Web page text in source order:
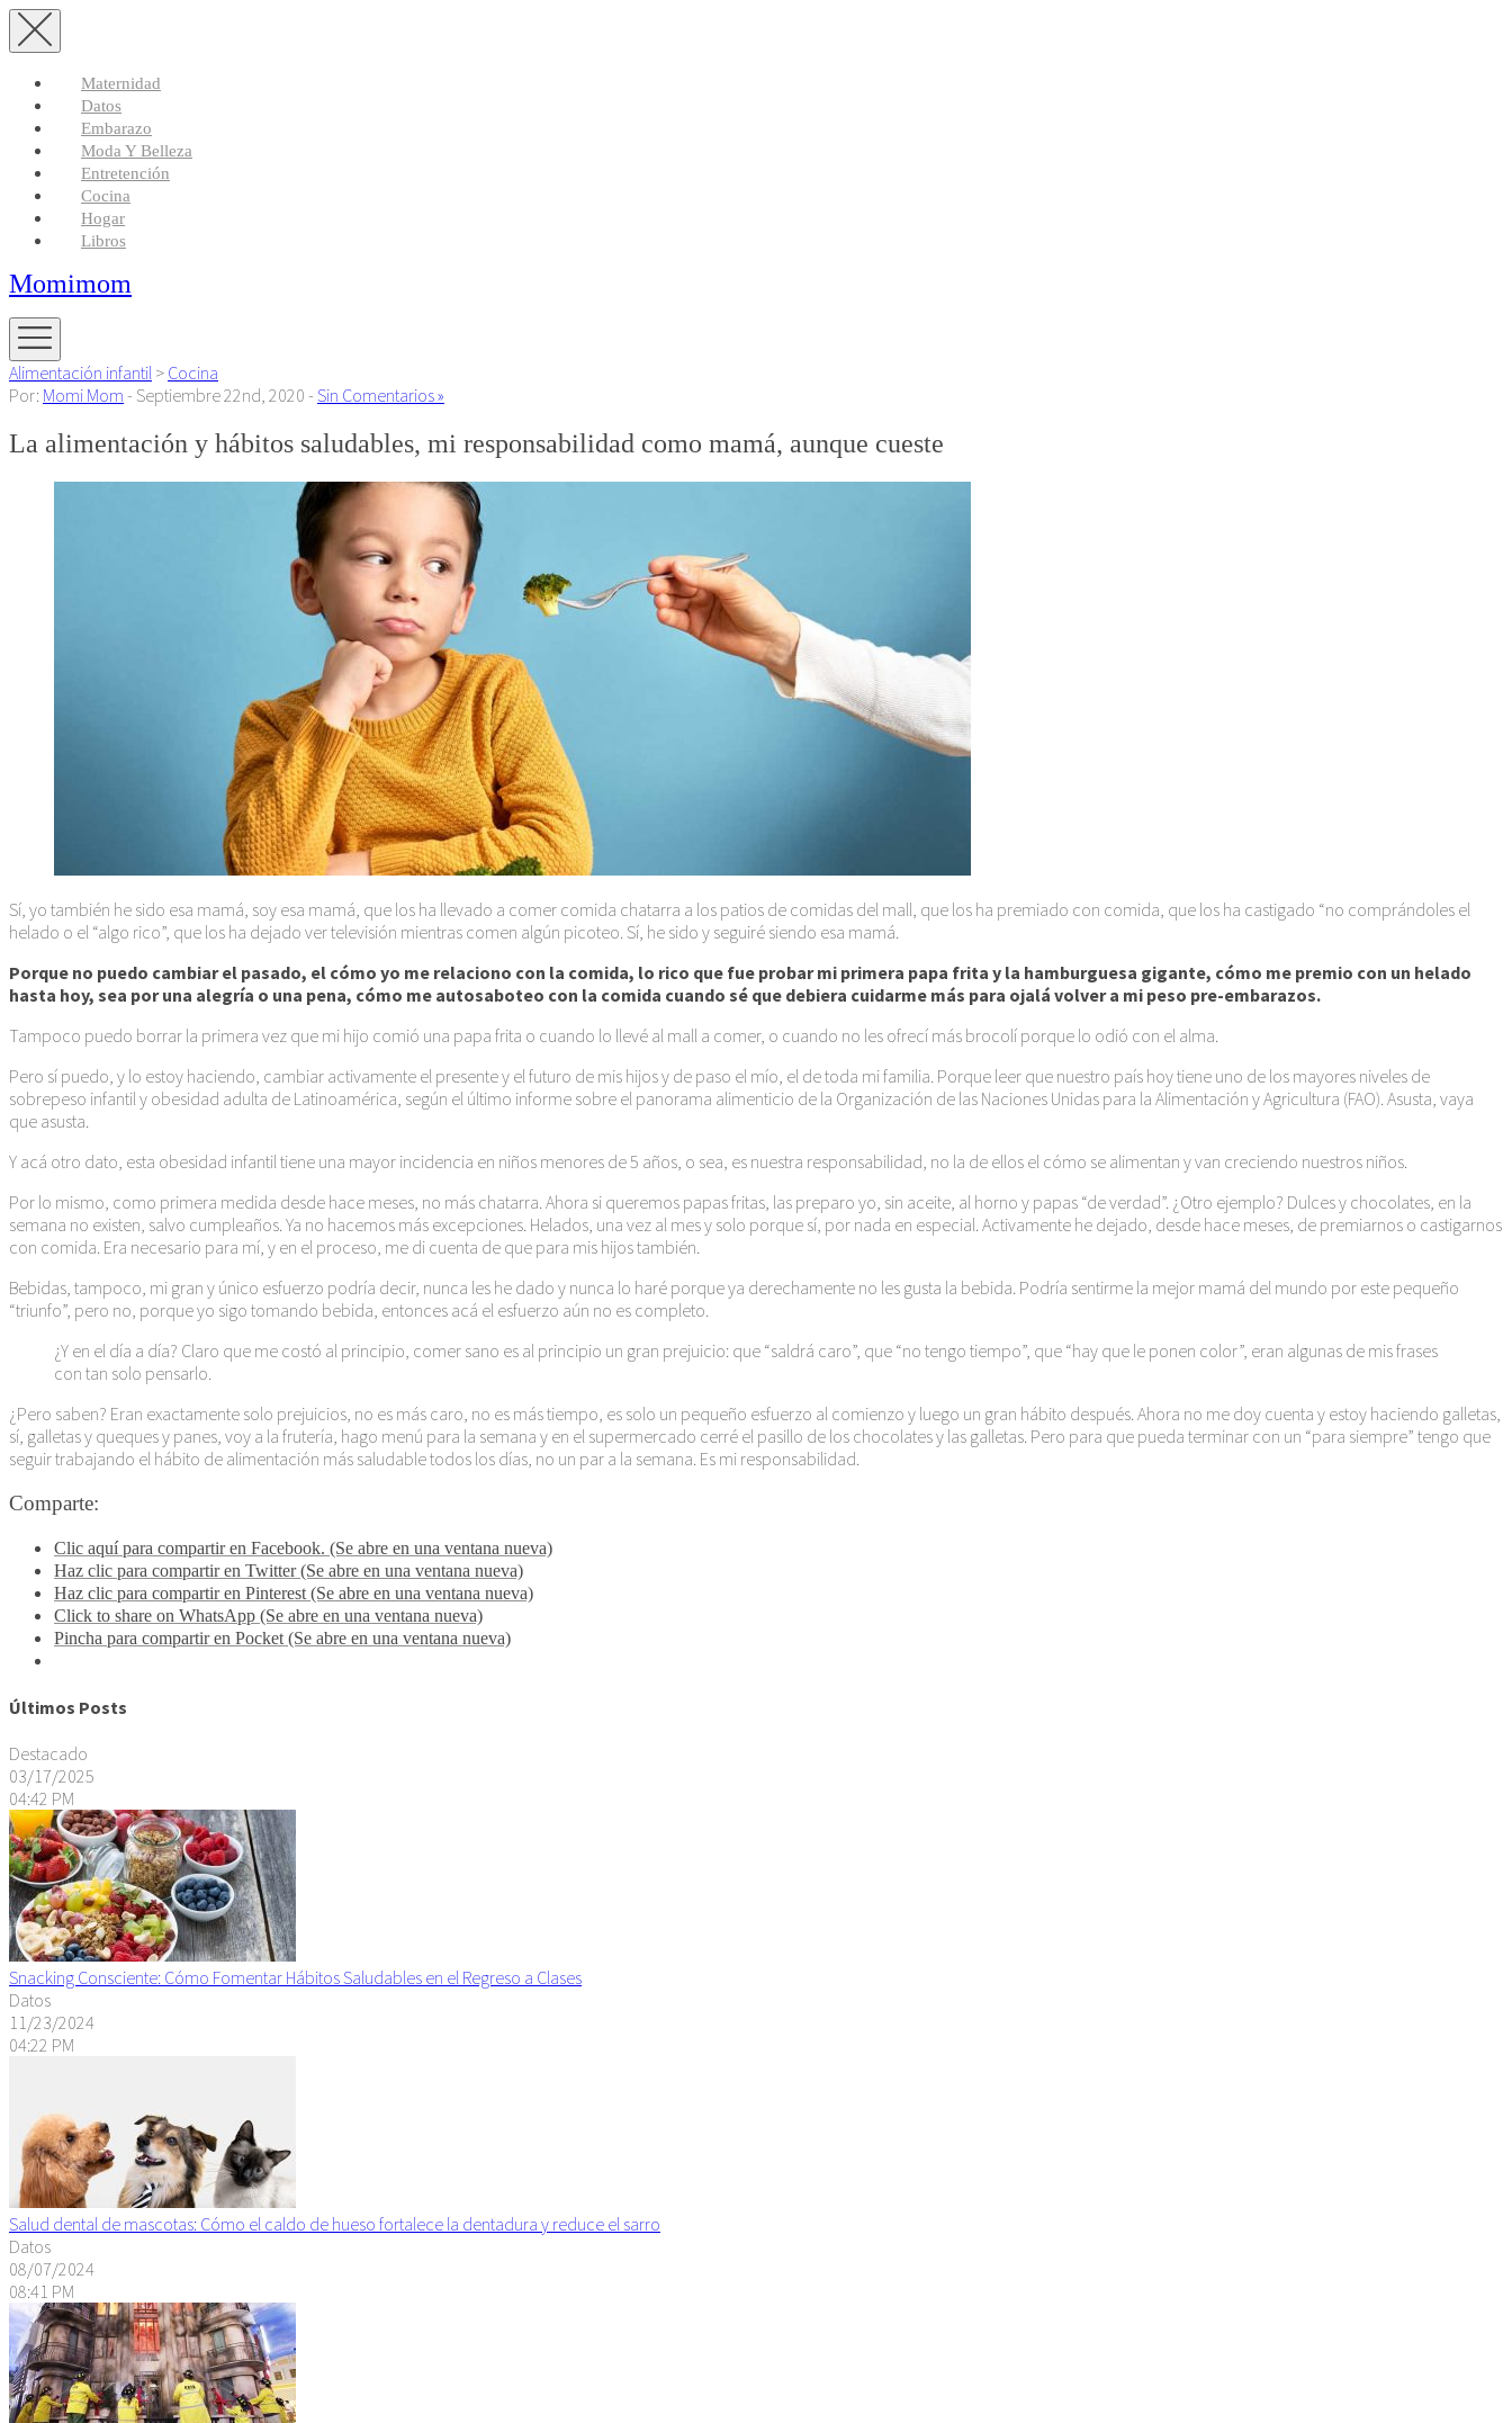
Maternidad
Datos
Embarazo
Moda Y Belleza
Entretención
Cocina
Hogar
Libros
Momimom
Alimentación infantil > Cocina
Por: Momi Mom - Septiembre 22nd, 2020 - Sin Comentarios »
La alimentación y hábitos saludables, mi responsabilidad como mamá, aunque cueste
Sí, yo también he sido esa mamá, soy esa mamá, que los ha llevado a comer comida chatarra a los patios de comidas del mall, que los ha premiado con comida, que los ha castigado “no comprándoles el
helado o el “algo rico”, que los ha dejado ver televisión mientras comen algún picoteo. Sí, he sido y seguiré siendo esa mamá.
Porque no puedo cambiar el pasado, el cómo yo me relaciono con la comida, lo rico que fue probar mi primera papa frita y la hamburguesa gigante, cómo me premio con un helado
hasta hoy, sea por una alegría o una pena, cómo me autosaboteo con la comida cuando sé que debiera cuidarme más para ojalá volver a mi peso pre-embarazos.
Tampoco puedo borrar la primera vez que mi hijo comió una papa frita o cuando lo llevé al mall a comer, o cuando no les ofrecí más brocolí porque lo odió con el alma.
Pero sí puedo, y lo estoy haciendo, cambiar activamente el presente y el futuro de mis hijos y de paso el mío, el de toda mi familia. Porque leer que nuestro país hoy tiene uno de los mayores niveles de
sobrepeso infantil y obesidad adulta de Latinoamérica, según el último informe sobre el panorama alimenticio de la Organización de las Naciones Unidas para la Alimentación y Agricultura (FAO). Asusta, vaya
que asusta.
Y acá otro dato, esta obesidad infantil tiene una mayor incidencia en niños menores de 5 años, o sea, es nuestra responsabilidad, no la de ellos el cómo se alimentan y van creciendo nuestros niños.
Por lo mismo, como primera medida desde hace meses, no más chatarra. Ahora si queremos papas fritas, las preparo yo, sin aceite, al horno y papas “de verdad”. ¿Otro ejemplo? Dulces y chocolates, en la
semana no existen, salvo cumpleaños. Ya no hacemos más excepciones. Helados, una vez al mes y solo porque sí, por nada en especial. Activamente he dejado, desde hace meses, de premiarnos o castigarnos
con comida. Era necesario para mí, y en el proceso, me di cuenta de que para mis hijos también.
Bebidas, tampoco, mi gran y único esfuerzo podría decir, nunca les he dado y nunca lo haré porque ya derechamente no les gusta la bebida. Podría sentirme la mejor mamá del mundo por este pequeño
“triunfo”, pero no, porque yo sigo tomando bebida, entonces acá el esfuerzo aún no es completo.
¿Y en el día a día? Claro que me costó al principio, comer sano es al principio un gran prejuicio: que “saldrá caro”, que “no tengo tiempo”, que “hay que le ponen color”, eran algunas de mis frases
con tan solo pensarlo.
¿Pero saben? Eran exactamente solo prejuicios, no es más caro, no es más tiempo, es solo un pequeño esfuerzo al comienzo y luego un gran hábito después. Ahora no me doy cuenta y estoy haciendo galletas,
sí, galletas y queques y panes, voy a la frutería, hago menú para la semana y en el supermercado cerré el pasillo de los chocolates y las galletas. Pero para que pueda terminar con un “para siempre” tengo que
seguir trabajando el hábito de alimentación más saludable todos los días, no un par a la semana. Es mi responsabilidad.
Comparte:
Clic aquí para compartir en Facebook. (Se abre en una ventana nueva)
Haz clic para compartir en Twitter (Se abre en una ventana nueva)
Haz clic para compartir en Pinterest (Se abre en una ventana nueva)
Click to share on WhatsApp (Se abre en una ventana nueva)
Pincha para compartir en Pocket (Se abre en una ventana nueva)
Últimos Posts
Destacado
03/17/2025
04:42 PM
Snacking Consciente: Cómo Fomentar Hábitos Saludables en el Regreso a Clases
Datos
11/23/2024
04:22 PM
Salud dental de mascotas: Cómo el caldo de hueso fortalece la dentadura y reduce el sarro
Datos
08/07/2024
08:41 PM